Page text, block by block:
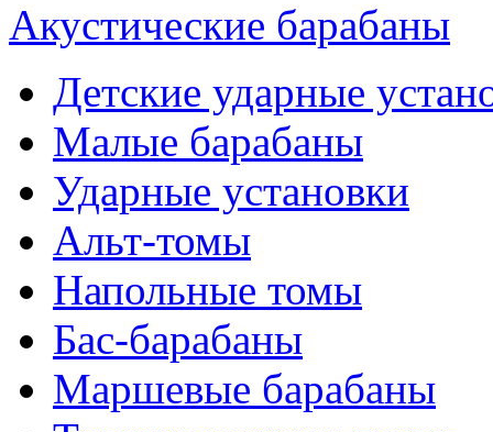
Акустические барабаны
Детские ударные
Малые барабаны
Ударные установки
Альт-томы
Напольные томы
Бас-барабаны
Маршевые барабаны